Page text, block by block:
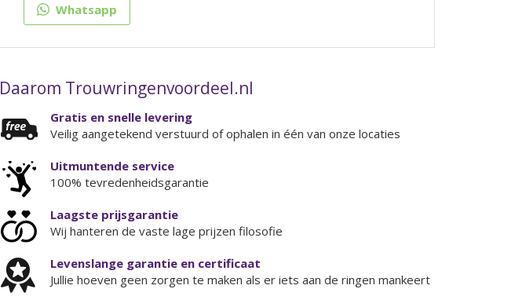
Whatsapp
Daarom Trouwringenvoordeel.nl
Gratis en snelle levering
Veilig aangetekend verstuurd of ophalen in één van onze locaties
Uitmuntende service
100% tevredenheidsgarantie
Laagste prijsgarantie
Wij hanteren de vaste lage prijzen filosofie
Levenslange garantie en certificaat
Jullie hoeven geen zorgen te maken als er iets aan de ringen mankeert